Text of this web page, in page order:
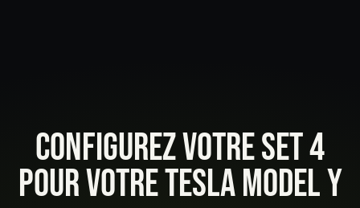
CONFIGUREZ VOTRE SET 4
POUR VOTRE TESLA MODEL Y